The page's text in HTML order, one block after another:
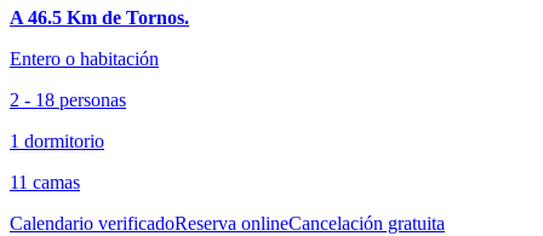
A 46.5 Km de Tornos.
Entero o habitación
2 - 18 personas
1 dormitorio
11 camas
Calendario verificadoReserva onlineCancelación gratuita